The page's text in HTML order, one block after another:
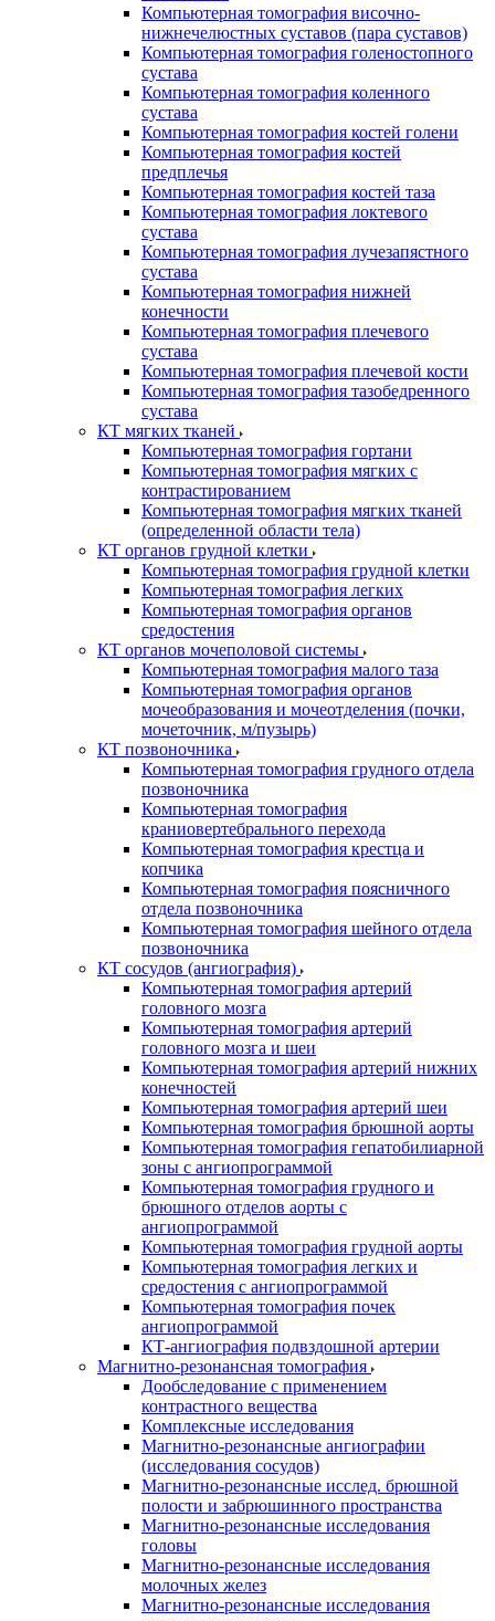
Компьютерная томография височно-
нижнечелюстных суставов (пара суставов)
Компьютерная томография голеностопного
сустава
Компьютерная томография коленного
сустава
Компьютерная томография костей голени
Компьютерная томография костей
предплечья
Компьютерная томография костей таза
Компьютерная томография локтевого
сустава
Компьютерная томография лучезапястного
сустава
Компьютерная томография нижней
конечности
Компьютерная томография плечевого
сустава
Компьютерная томография плечевой кости
Компьютерная томография тазобедренного
сустава
КТ мягких тканей
Компьютерная томография гортани
Компьютерная томография мягких с
контрастированием
Компьютерная томография мягких тканей
(определенной области тела)
КТ органов грудной клетки
Компьютерная томография грудной клетки
Компьютерная томография легких
Компьютерная томография органов
средостения
КТ органов мочеполовой системы
Компьютерная томография малого таза
Компьютерная томография органов
мочеобразования и мочеотделения (почки,
мочеточник, м/пузырь)
КТ позвоночника
Компьютерная томография грудного отдела
позвоночника
Компьютерная томография
краниовертебрального перехода
Компьютерная томография крестца и
копчика
Компьютерная томография поясничного
отдела позвоночника
Компьютерная томография шейного отдела
позвоночника
КТ сосудов (ангиография)
Компьютерная томография артерий
головного мозга
Компьютерная томография артерий
головного мозга и шеи
Компьютерная томография артерий нижних
конечностей
Компьютерная томография артерий шеи
Компьютерная томография брюшной аорты
Компьютерная томография гепатобилиарной
зоны с ангиопрограммой
Компьютерная томография грудного и
брюшного отделов аорты с
ангиопрограммой
Компьютерная томография грудной аорты
Компьютерная томография легких и
средостения с ангиопрограммой
Компьютерная томография почек
ангиопрограммой
КТ-ангиография подвздошной артерии
Магнитно-резонансная томография
Дообследование с применением
контрастного вещества
Комплексные исследования
Магнитно-резонансные ангиографии
(исследования сосудов)
Магнитно-резонансные исслед. брюшной
полости и забрюшинного пространства
Магнитно-резонансные исследования
головы
Магнитно-резонансные исследования
молочных желез
Магнитно-резонансные исследования